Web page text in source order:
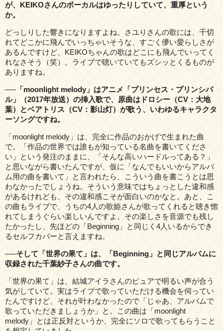
が、KEIKOさんのボーカルはゆったりしていて、重厚という
か。
どっしりした響きになりますよね。さユりさんの歌には、千切
れてどこかに飛んでいっちゃいそうな、すごく儚い愛らしさが
あるんですけど、KEIKOちゃんの歌はどこにも飛んでいってく
れなさそう（笑）。ライブで聴いていてもズシッとくるものが
ありますね。
──「moonlight melody」はアニメ「プリンセス・プリンシパ
ル」（2017年放送）の挿入歌で、原曲はドロシー（CV：大地
葉）とベアトリス（CV：影山灯）が歌う、いわゆるキャラクタ
ーソングですね。
「moonlight melody」は、完全に作品のおかげで生まれた曲
で。「作品の世界では誰もが知っている名曲を書いてくださ
い」という発注のままに、「そんな高いハードルってある？」
と思いながら書いたんですが、仮に「なんでもいいからアルバ
ム用の曲を書いて」と言われたら、こういう曲を書こうとは思
わなかったでしょうね。そういう意味ではちょっとした違和感
があるけれども、その違和感こそが面白いのかなと。あと、こ
の曲もライブで、うちの4人の歌姫さんが歌ってくれると聴き惚
れてしまうぐらい楽しいんですよ。その楽しさを音源でも残し
たかったし、先ほどの「Beginning」と同じく4人いるからでき
るセルフカバーと言えますね。
──そして「世界の果て」は、「Beginning」と同じアルバムに
収録された千葉紗子さんの曲です。
「世界の果て」は、結城アイラさんのピュアで明るい声が合う
気がしていて。実はライブで歌っていただける機会を伺ってい
たんですけど、それが叶わなかったので「じゃあ、アルバムで
歌っていただきましょうか」と。この曲は「moonlight
melody」とは正反対というか、完全にソロで歌ってもらうこと